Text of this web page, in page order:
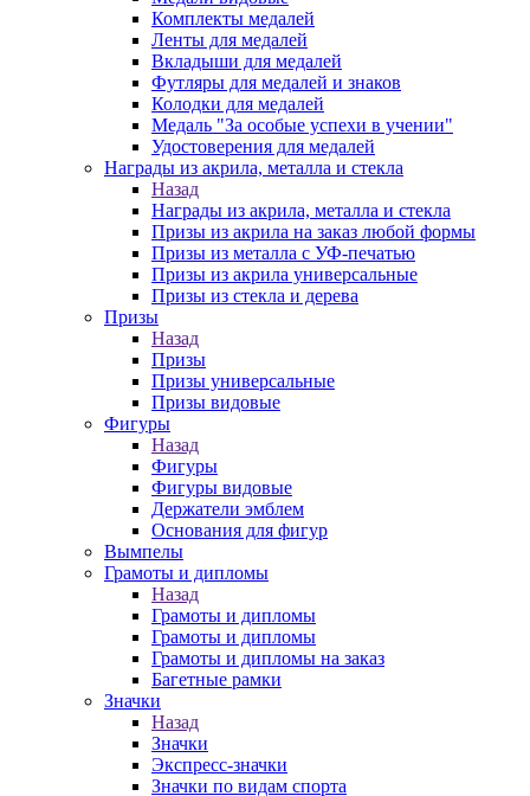
Комплекты медалей
Ленты для медалей
Вкладыши для медалей
Футляры для медалей и знаков
Колодки для медалей
Медаль "За особые успехи в учении"
Удостоверения для медалей
Награды из акрила, металла и стекла
Назад
Награды из акрила, металла и стекла
Призы из акрила на заказ любой формы
Призы из металла с УФ-печатью
Призы из акрила универсальные
Призы из стекла и дерева
Призы
Назад
Призы
Призы универсальные
Призы видовые
Фигуры
Назад
Фигуры
Фигуры видовые
Держатели эмблем
Основания для фигур
Вымпелы
Грамоты и дипломы
Назад
Грамоты и дипломы
Грамоты и дипломы
Грамоты и дипломы на заказ
Багетные рамки
Значки
Назад
Значки
Экспресс-значки
Значки по видам спорта